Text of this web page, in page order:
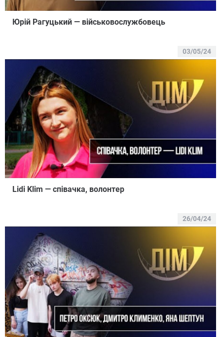
Юрій Рагуцький — військовослужбовець
03/05/24
Lidi Klim — співачка, волонтер
26/04/24